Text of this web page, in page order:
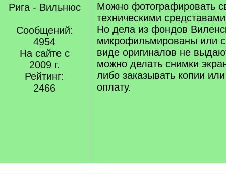
Рига - Вильнюс
Сообщений:
4954
На сайте с
2009 г.
Рейтинг:
2466
Можно фотографировать
техническими
Но дела из фондов
микрофильмированы или
виде оригиналов не
можно делать снимки
либо заказывать копии
оплату.